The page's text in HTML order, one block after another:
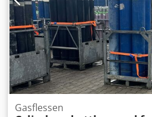
Diameter uitlaat: 37mm Isolatie
niet getest
Gasflessen